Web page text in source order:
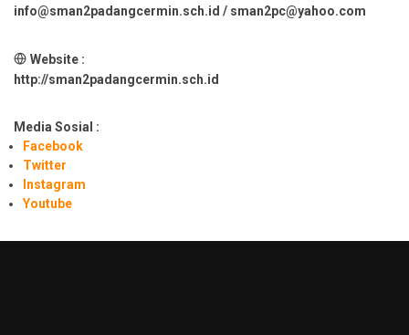
info@sman2padangcermin.sch.id / sman2pc@yahoo.com
Website :
http://sman2padangcermin.sch.id
Media Sosial :
Facebook
Twitter
Instagram
Youtube